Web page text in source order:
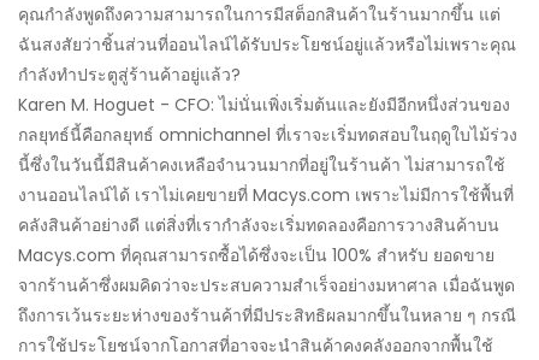
คุณกำลังพูดถึงความสามารถในการมีสต็อกสินค้าในร้านมากขึ้น แต่
ฉันสงสัยว่าชิ้นส่วนที่ออนไลน์ได้รับประโยชน์อยู่แล้วหรือไม่เพราะคุณ
กำลังทำประตูสู่ร้านค้าอยู่แล้ว?
Karen M. Hoguet - CFO: ไม่นั่นเพิ่งเริ่มต้นและยังมีอีกหนึ่งส่วนของ
กลยุทธ์นี้คือกลยุทธ์ omnichannel ที่เราจะเริ่มทดสอบในฤดูใบไม้ร่วง
นี้ซึ่งในวันนี้มีสินค้าคงเหลือจำนวนมากที่อยู่ในร้านค้า ไม่สามารถใช้
งานออนไลน์ได้ เราไม่เคยขายที่ Macys.com เพราะไม่มีการใช้พื้นที่
คลังสินค้าอย่างดี แต่สิ่งที่เรากำลังจะเริ่มทดลองคือการวางสินค้าบน
Macys.com ที่คุณสามารถซื้อได้ซึ่งจะเป็น 100% สำหรับ ยอดขาย
จากร้านค้าซึ่งผมคิดว่าจะประสบความสำเร็จอย่างมหาศาล เมื่อฉันพูด
ถึงการเว้นระยะห่างของร้านค้าที่มีประสิทธิผลมากขึ้นในหลาย ๆ กรณี
การใช้ประโยชน์จากโอกาสที่อาจจะนำสินค้าคงคลังออกจากพื้นใช้